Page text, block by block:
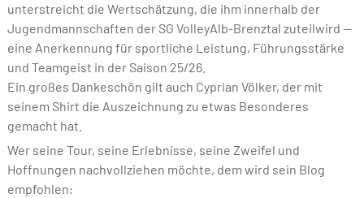
unterstreicht die Wertschätzung, die ihm innerhalb der
Jugendmannschaften der SG VolleyAlb-Brenztal zuteilwird —
eine Anerkennung für sportliche Leistung, Führungsstärke
und Teamgeist in der Saison 25/26.
Ein großes Dankeschön gilt auch Cyprian Völker, der mit
seinem Shirt die Auszeichnung zu etwas Besonderes
gemacht hat.
Wer seine Tour, seine Erlebnisse, seine Zweifel und
Hoffnungen nachvollziehen möchte, dem wird sein Blog
empfohlen: